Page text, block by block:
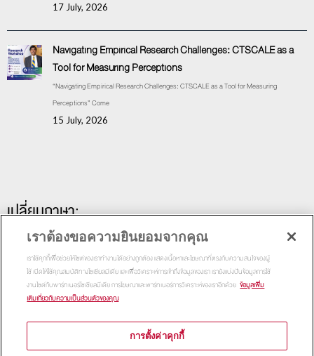
17 July, 2026
Navigating Empirical Research Challenges: CTSCALE as a
Tool for Measuring Perceptions
“Navigating Empirical Research Challenges: CTSCALE as a Tool for Measuring
Perceptions” Come
15 July, 2026
เปลี่ยนภาษา:
เราต้องขอความยินยอมจากคุณ
เราใช้คุกกี้เพื่อช่วยให้ไซต์ของเราทำงานได้อย่างถูกต้อง แสดงเนื้อหาและโฆษณาที่ตรงกับความสนใจของผู้
ใช้ เปิดให้ใช้คุณสมบัติทางโซเชียลมีเดีย และเพื่อวิเคราะห์การเข้าถึงข้อมูลของเรา เรายังแบ่งปันข้อมูลการใช้
งานไซต์กับพาร์ทเนอร์โซเชียลมีเดีย การโฆษณาและพาร์ทเนอร์การวิเคราะห์ของเราอีกด้วย ข้อมูลเพิ่ม
เติมเกี่ยวกับความเป็นส่วนตัวของคุณ
การตั้งค่าคุกกี้